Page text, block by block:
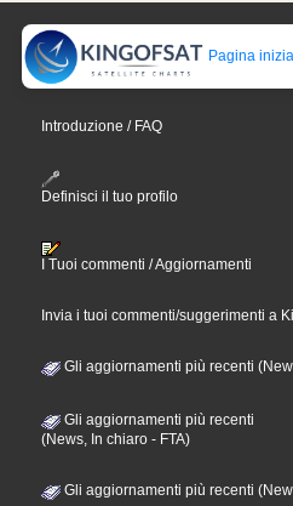
Pagina
Introduzione / FAQ
Definisci il tuo profilo
I Tuoi commenti / Aggiornamenti
Invia i tuoi commenti/suggerimenti a
Gli aggiornamenti più recenti
Gli aggiornamenti più recenti
(News, In chiaro - FTA)
Gli aggiornamenti più recenti